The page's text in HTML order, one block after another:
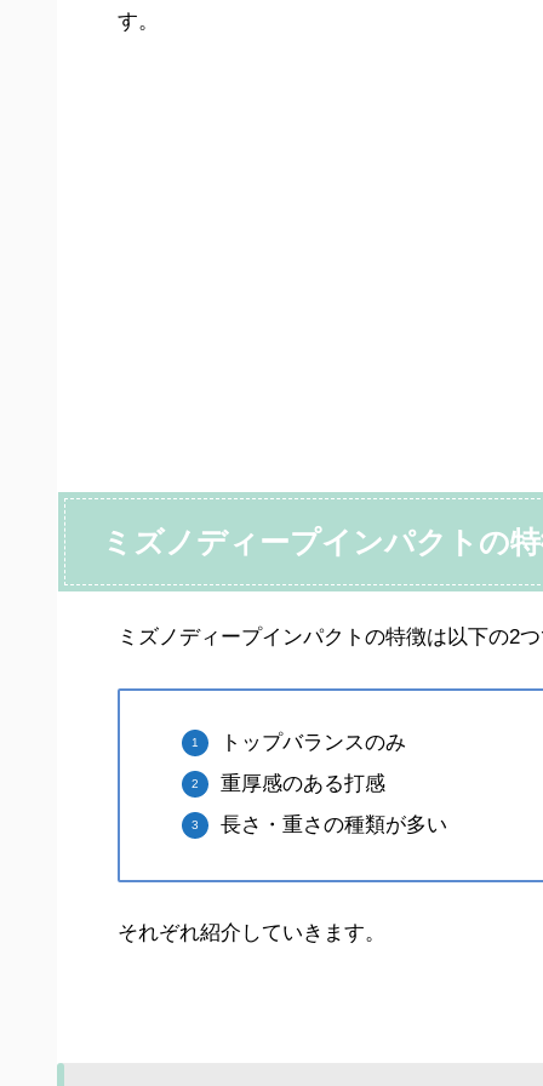
す。
ミズノディープインパクトの
ミズノディープインパクトの特徴は以下の2
トップバランスのみ
重厚感のある打感
長さ・重さの種類が多い
それぞれ紹介していきます。